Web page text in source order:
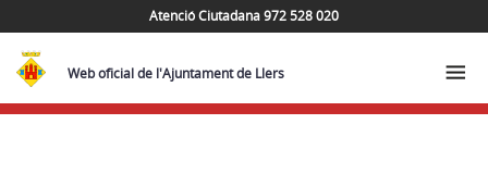
Atenció Ciutadana 972 528 020
Web oficial de l'Ajuntament de Llers